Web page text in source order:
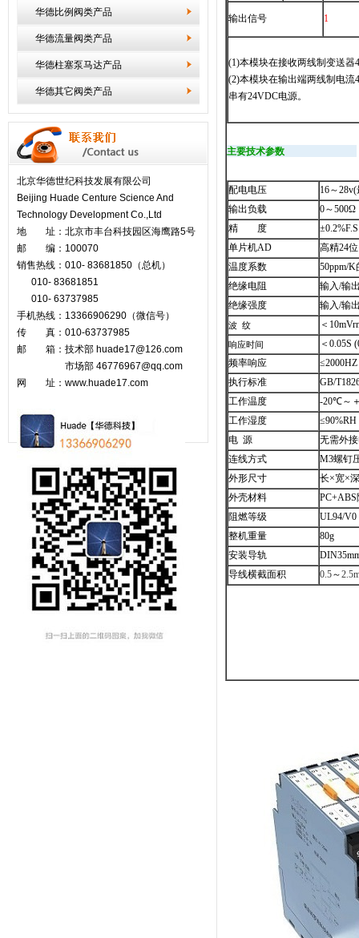
华德比例阀类产品
华德流量阀类产品
华德柱塞泵马达产品
华德其它阀类产品
北京华德世纪科技发展有限公司
Beijing Huade Centure Science And
Technology Development Co.,Ltd
地 址：北京市丰台科技园区海鹰路5号
邮 编：100070
销售热线：010- 83681850（总机）
010- 83681851
010- 63737985
手机热线：13366906290（微信号）
传 真：010-63737985
邮 箱：技术部 huade17@126.com
市场部 46776967@qq.com
网 址：www.huade17.com
输出信号 1
(1)本模块在接收两线制变送器
(2)本模块在输出端两线制电
串有24VDC电源。
主要技术参数
配电电压 16～28v(
输出负载
0～500Ω
精 度
±0.2%F.S
单片机AD
高精24位
温度系数
50ppm/K
绝缘电阻
输入/输
绝缘强度
输入/输
波 纹 ＜
响应时间
＜0.05S
频率响应
≤2000HZ
执行标准
GB/
工作温度
-20℃～
工作湿度
电 源
无需外
连线方式
M3螺钉
外形尺寸
长×宽×
外壳材料
PC+ABS
阻燃等级
UL94/V0
整机重量
80g
安装导轨
导线横截面积
0.5～